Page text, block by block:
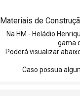
Materiais de
Na HM - Heládio
gama
Poderá visualizar
Caso possua